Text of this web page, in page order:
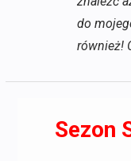
do
również!
Sezon